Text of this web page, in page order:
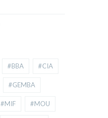
#BBA #CIA
#GEMBA
#MIF #MOU